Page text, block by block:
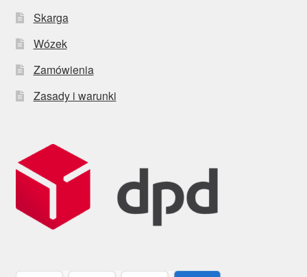
Skarga
Wózek
Zamówienia
Zasady i warunki